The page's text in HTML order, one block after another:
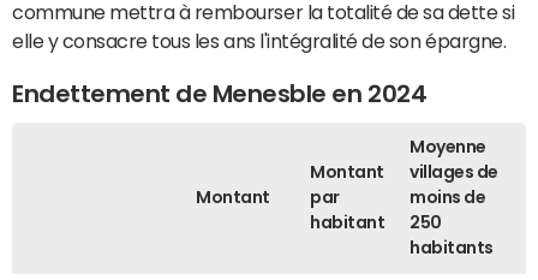
commune mettra à rembourser la totalité de sa dette si
elle y consacre tous les ans l'intégralité de son épargne.
Endettement de Menesble en 2024
Montant
Montant
par
habitant
Moyenne
villages de
moins de
250
habitants